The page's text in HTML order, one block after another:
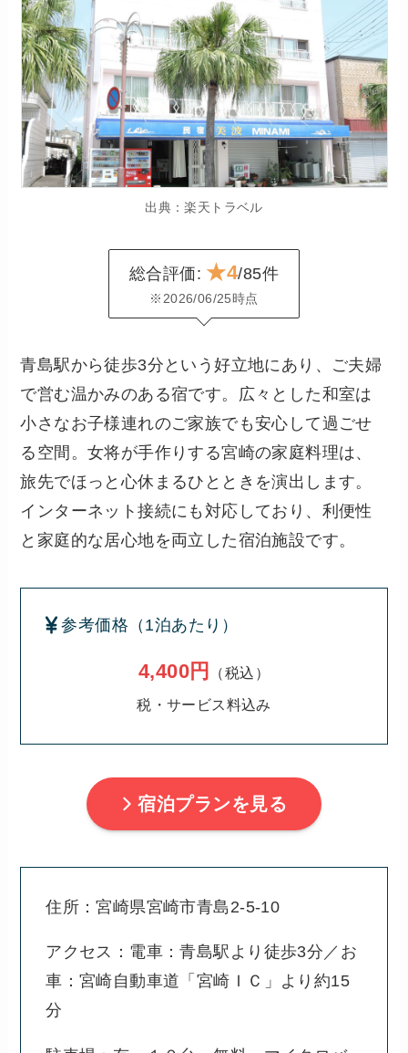
出典：楽天トラベル
総合評価: ★4/85件
※2026/06/25時点
青島駅から徒歩3分という好立地にあり、ご夫婦
で営む温かみのある宿です。広々とした和室は
小さなお子様連れのご家族でも安心して過ごせ
る空間。女将が手作りする宮崎の家庭料理は、
旅先でほっと心休まるひとときを演出します。
インターネット接続にも対応しており、利便性
と家庭的な居心地を両立した宿泊施設です。
参考価格（1泊あたり）
4,400円
（税込）
税・サービス料込み
宿泊プランを見る
住所：宮崎県宮崎市青島2-5-10
アクセス：電車：青島駅より徒歩3分／お
車：宮崎自動車道「宮崎ＩＣ」より約15
分